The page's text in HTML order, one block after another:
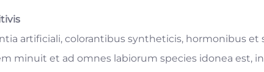
artificiali, colorantibus syntheticis, hormonibus et
minuit et ad omnes labiorum species idonea est,